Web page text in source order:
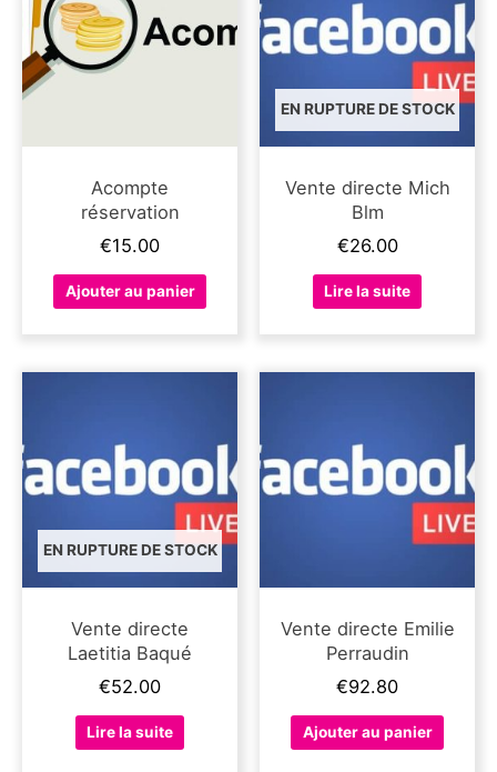
Acompte
réservation
€15.00
Ajouter au panier
EN RUPTURE DE STOCK
Vente directe Mich
Blm
€26.00
Lire la suite
EN RUPTURE DE STOCK
Vente directe
Laetitia Baqué
€52.00
Lire la suite
Vente directe Emilie
Perraudin
€92.80
Ajouter au panier